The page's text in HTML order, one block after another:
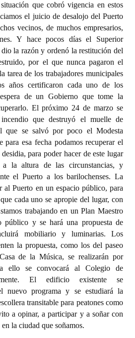
que cobró vigencia en estos
el juicio de desalojo del Puerto
vecinos, de muchos empresarios,
Y hace pocos días el Superior
la razón y ordenó la restitución del
por el que nunca pagaron el
tarea de los trabajadores municipales
años certificaron cada uno de los
de un Gobierno que tome la
El próximo 24 de marzo se
que destruyó el muelle de
que se salvó por poco el Modesta
para esa fecha podamos recuperar el
para poder hacer de este lugar
a la altura de las circunstancias, y
el Puerto a los barilochenses. La
al Puerto en un espacio público, para
cada uno se apropie del lugar, con
trabajando en un Plan Maestro
público y se hará una propuesta de
mobiliario y luminarias. Los
la propuesta, como los del paseo
de la Música, se realizarán por
ello se convocará al Colegio de
El edificio existente se
nuevo programa y se estudiará la
transitable para peatones como
a opinar, a participar y a soñar con
la ciudad que soñamos.